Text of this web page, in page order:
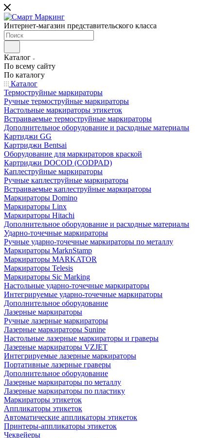
Интернет-магазин представительского класса
Каталог
По всему сайту
По каталогу
Каталог
Термоструйные маркираторы
Ручные термоструйные маркираторы
Настольные маркираторы этикеток
Встраиваемые термоструйные маркираторы
Дополнительное оборудование и расходные материалы
Картиджи GG
Картриджи Bentsai
Оборудование для маркираторов краской
Картриджи DOCOD (CODPAD)
Каплеструйные маркираторы
Ручные каплеструйные маркираторы
Встраиваемые каплеструйные маркираторы
Маркираторы Domino
Маркираторы Linx
Маркираторы Hitachi
Дополнительное оборудование и расходные материалы
Ударно-точечные маркираторы
Ручные ударно-точечные маркираторы по металлу
Маркираторы MarknStamp
Маркираторы MARKATOR
Маркираторы Telesis
Маркираторы Sic Marking
Настольные ударно-точечные маркираторы
Интегрируемые ударно-точечные маркираторы
Дополнительное оборудование
Лазерные маркираторы
Ручные лазерные маркираторы
Лазерные маркираторы Sunine
Настольные лазерные маркираторы и граверы
Лазерные маркираторы VZJET
Интегрируемые лазерные маркираторы
Портативные лазерные граверы
Дополнительное оборудование
Лазерные маркираторы по металлу
Лазерные маркираторы по пластику
Маркираторы этикеток
Аппликаторы этикеток
Автоматические аппликаторы этикеток
Принтеры-аппликаторы этикеток
Чеквейеры